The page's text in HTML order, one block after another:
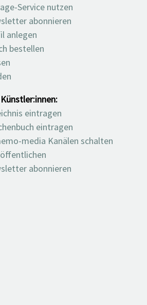
Service nutzen
abonnieren
anlegen
bestellen
eintragen
eintragen
media Kanälen schalten
abonnieren